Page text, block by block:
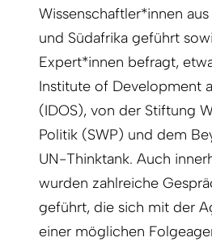
Wissenschaftler*innen
und Südafrika geführt
Expert*innen befragt,
Institute of Development
(IDOS), von der Stiftung
Politik (SWP) und dem
UN-Thinktank. Auch
wurden zahlreiche
geführt, die sich mit der
einer möglichen